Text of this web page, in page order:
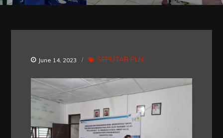
June 14, 2023 SEPUTAR PLN